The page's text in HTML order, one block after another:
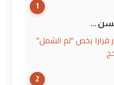
1
...
قرارا يخص "لم الشمل"
2